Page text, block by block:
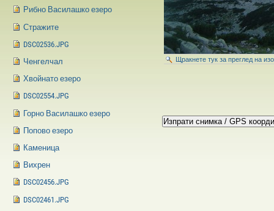
Щракнете тук за преглед на
Рибно Василашко езеро
Стражите
DSC02536.JPG
Ченгелчал
Хвойнато езеро
DSC02554.JPG
Горно Василашко езеро
Попово езеро
Каменица
Вихрен
DSC02456.JPG
DSC02461.JPG